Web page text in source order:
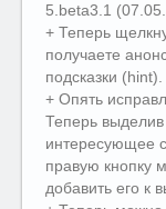
5.beta3.1
+ Теперь
получаете
подсказки (hint).
+ Опять
Теперь выделив
интересующее
правую кнопку
добавить его к